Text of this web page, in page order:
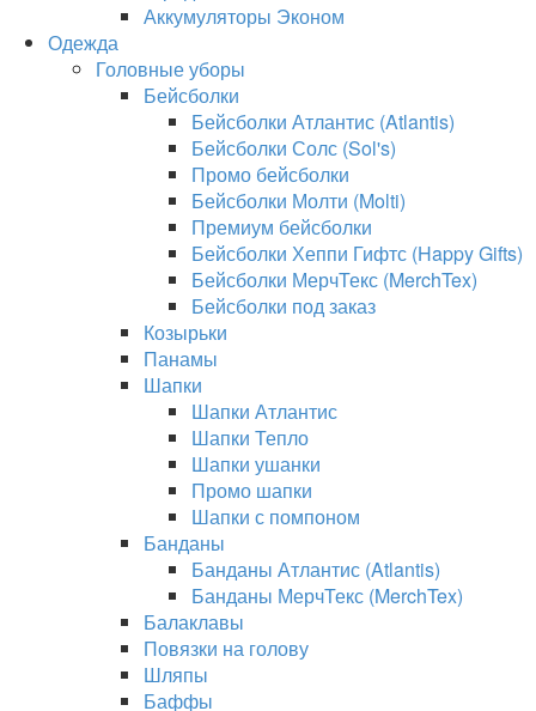
Аккумуляторы Эконом
Одежда
Головные уборы
Бейсболки
Бейсболки Атлантис (Atlantis)
Бейсболки Солс (Sol's)
Промо бейсболки
Бейсболки Молти (Molti)
Премиум бейсболки
Бейсболки Хеппи Гифтс (Happy Gifts)
Бейсболки МерчТекс (MerchTex)
Бейсболки под заказ
Козырьки
Панамы
Шапки
Шапки Атлантис
Шапки Тепло
Шапки ушанки
Промо шапки
Шапки с помпоном
Банданы
Банданы Атлантис (Atlantis)
Банданы МерчТекс (MerchTex)
Балаклавы
Повязки на голову
Шляпы
Баффы